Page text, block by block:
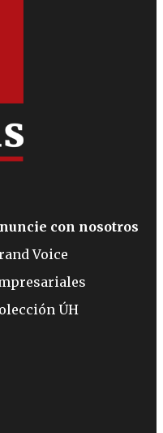
con nosotros
Voice
ÚH